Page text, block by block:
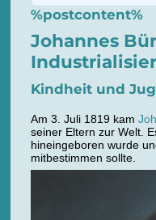
%postcontent%
Johannes
Kindheit und
Am 3. Juli 1819 kam
seiner Eltern zur Welt.
hineingeboren wurde
mitbestimmen sollte.